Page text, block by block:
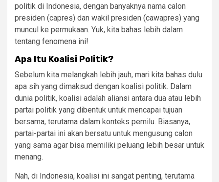
politik di Indonesia, dengan banyaknya nama calon
presiden (capres) dan wakil presiden (cawapres) yang
muncul ke permukaan. Yuk, kita bahas lebih dalam
tentang fenomena ini!
Apa Itu Koalisi Politik?
Sebelum kita melangkah lebih jauh, mari kita bahas dulu
apa sih yang dimaksud dengan koalisi politik. Dalam
dunia politik, koalisi adalah aliansi antara dua atau lebih
partai politik yang dibentuk untuk mencapai tujuan
bersama, terutama dalam konteks pemilu. Biasanya,
partai-partai ini akan bersatu untuk mengusung calon
yang sama agar bisa memiliki peluang lebih besar untuk
menang.
Nah, di Indonesia, koalisi ini sangat penting, terutama